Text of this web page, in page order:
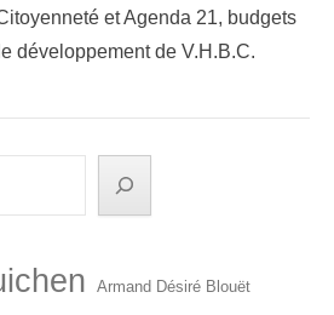
et Agenda 21, budgets
développement de V.H.B.C.
Armand Désiré Blouët